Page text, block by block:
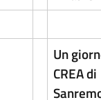
Un
CREA di